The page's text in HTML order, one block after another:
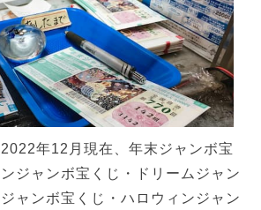
年12月現在、年末ジャンボ宝
ジャンボ宝くじ・ドリームジャン
ャンボ宝くじ・ハロウィンジャン